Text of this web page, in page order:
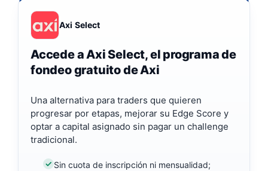
Axi Select
Accede a Axi Select, el programa de
fondeo gratuito de Axi
Una alternativa para traders que quieren
progresar por etapas, mejorar su Edge Score y
optar a capital asignado sin pagar un challenge
tradicional.
Sin cuota de inscripción ni mensualidad;